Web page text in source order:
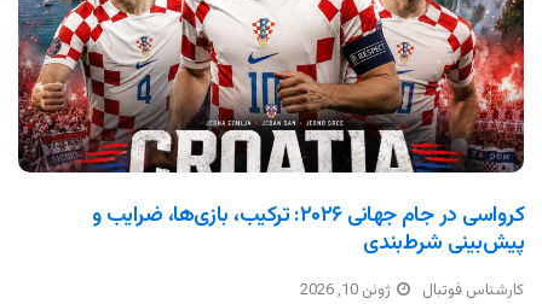
کرواسی در جام جهانی ۲۰۲۶: ترکیب، بازی‌ها، ضرایب و
پیش‌بینی شرط‌بندی
کارشناس فوتبال ژوئن 10, 2026